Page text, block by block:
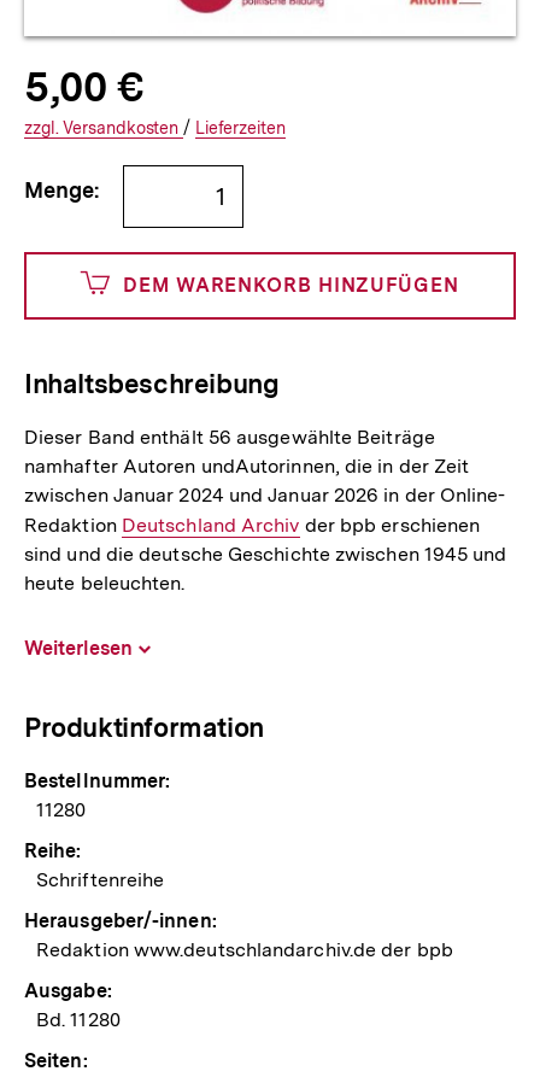
Allgemeine
Informationen
Produktpreis:
5,00 €5
€
und
500
Cents
zuzüglich
Versandkosten
Interner
Informationen
den
zzgl. zuzüglichen
Versandkosten / Interner
Informationen
Lieferzeiten
Bestellmenge
angeben
Menge:
DEM WARENKORB HINZUFÜGEN
Inhaltsbeschreibung
Dieser Band enthält 56 ausgewählte Beiträge
namhafter Autoren undAutorinnen, die in der Zeit
zwischen Januar 2024 und Januar 2026 in der Online-
Redaktion Interner
Link:
Deutschland Archiv der bpb erschienen
sind und die deutsche Geschichte zwischen 1945 und
heute beleuchten.
Weiterlesen
Produktinformation
Bestellnummer:
11280
Reihe:
Schriftenreihe
Herausgeber/-innen:
Redaktion www.deutschlandarchiv.de der bpb
Ausgabe:
Bd. 11280
Seiten: